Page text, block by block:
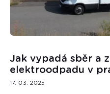
Jak vypadá sběr a
elektroodpadu v
17. 03. 2025